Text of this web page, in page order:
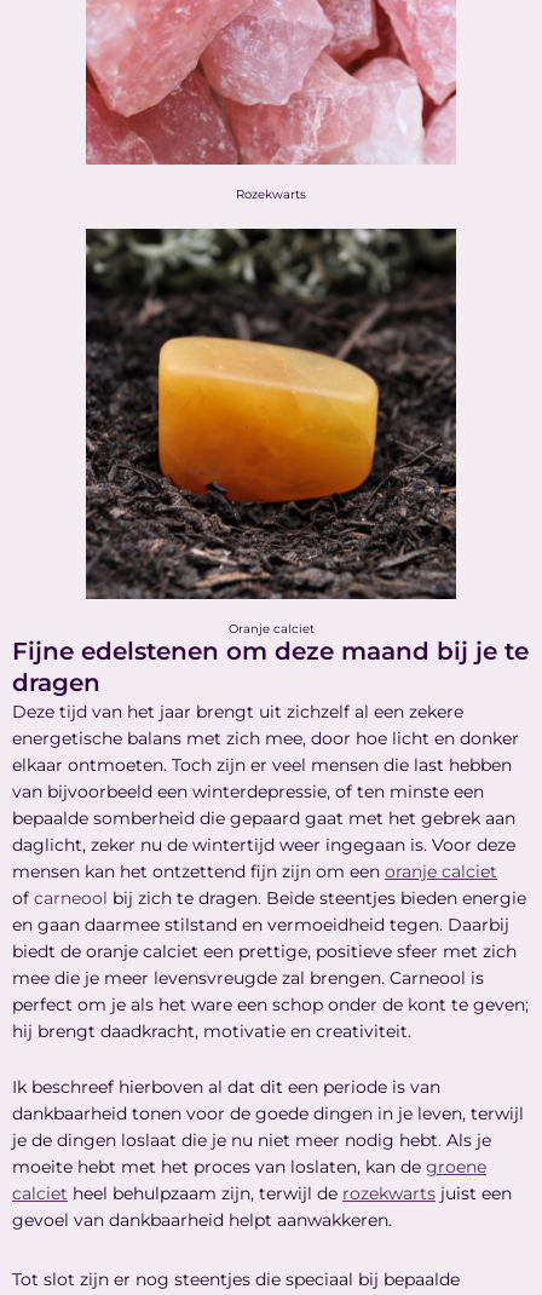
Rozekwarts
Oranje calciet
Fijne edelstenen om deze maand bij je te
dragen
Deze tijd van het jaar brengt uit zichzelf al een zekere
energetische balans met zich mee, door hoe licht en donker
elkaar ontmoeten. Toch zijn er veel mensen die last hebben
van bijvoorbeeld een winterdepressie, of ten minste een
bepaalde somberheid die gepaard gaat met het gebrek aan
daglicht, zeker nu de wintertijd weer ingegaan is. Voor deze
mensen kan het ontzettend fijn zijn om een oranje calciet
of carneool bij zich te dragen. Beide steentjes bieden energie
en gaan daarmee stilstand en vermoeidheid tegen. Daarbij
biedt de oranje calciet een prettige, positieve sfeer met zich
mee die je meer levensvreugde zal brengen. Carneool is
perfect om je als het ware een schop onder de kont te geven;
hij brengt daadkracht, motivatie en creativiteit.
Ik beschreef hierboven al dat dit een periode is van
dankbaarheid tonen voor de goede dingen in je leven, terwijl
je de dingen loslaat die je nu niet meer nodig hebt. Als je
moeite hebt met het proces van loslaten, kan de groene
calciet heel behulpzaam zijn, terwijl de rozekwarts juist een
gevoel van dankbaarheid helpt aanwakkeren.
Tot slot zijn er nog steentjes die speciaal bij bepaalde